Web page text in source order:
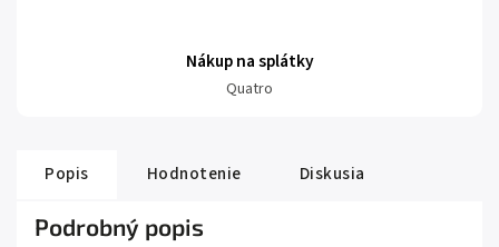
Nákup na splátky
Quatro
Popis Hodnotenie Diskusia
Podrobný popis